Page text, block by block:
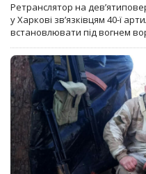
Ретранслятор на
у Харкові зв’язківцям 40-ї
встановлювати під вогнем